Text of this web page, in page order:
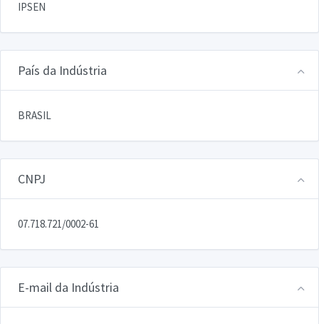
IPSEN
País da Indústria
BRASIL
CNPJ
07.718.721/0002-61
E-mail da Indústria